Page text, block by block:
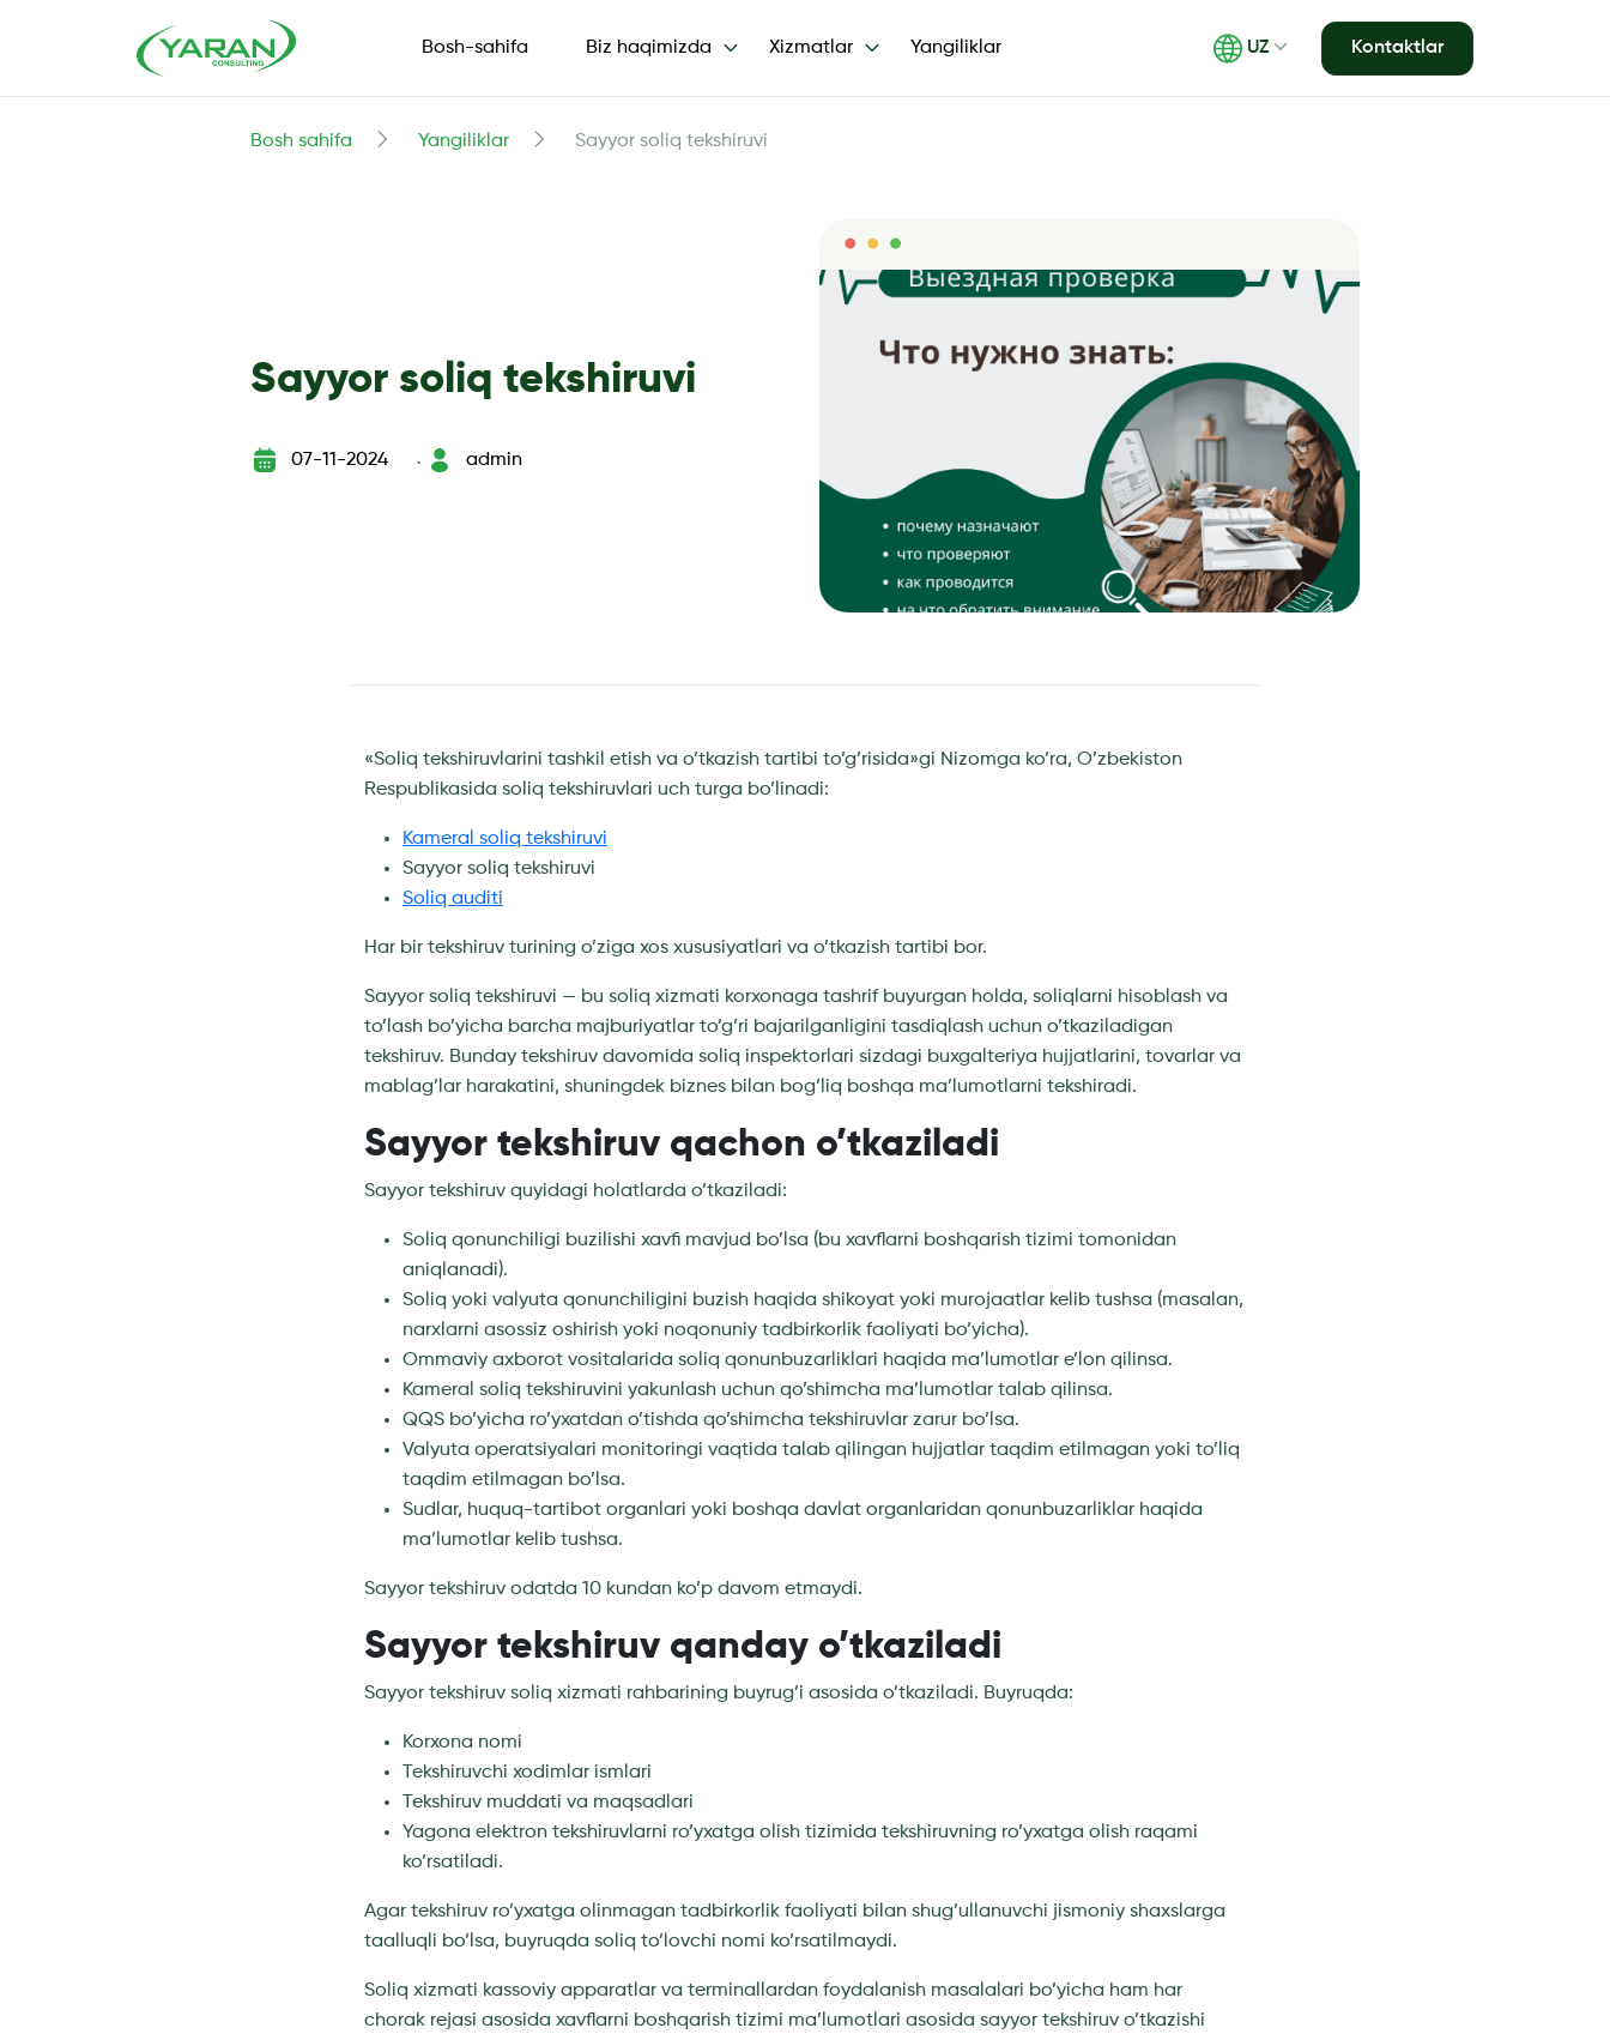
Bosh-sahifa Biz haqimizda Xizmatlar Yangiliklar UZ Kontaktlar
Bosh sahifa Yangiliklar Sayyor soliq tekshiruvi
Sayyor soliq tekshiruvi
07-11-2024
`
admin
«Soliq tekshiruvlarini tashkil etish va o’tkazish tartibi to’g’risida»gi Nizomga ko’ra, O’zbekiston
Respublikasida soliq tekshiruvlari uch turga bo’linadi:
Kameral soliq tekshiruvi
Sayyor soliq tekshiruvi
Soliq auditi
Har bir tekshiruv turining o’ziga xos xususiyatlari va o’tkazish tartibi bor.
Sayyor soliq tekshiruvi — bu soliq xizmati korxonaga tashrif buyurgan holda, soliqlarni hisoblash va
to’lash bo’yicha barcha majburiyatlar to’g’ri bajarilganligini tasdiqlash uchun o’tkaziladigan
tekshiruv. Bunday tekshiruv davomida soliq inspektorlari sizdagi buxgalteriya hujjatlarini, tovarlar va
mablag’lar harakatini, shuningdek biznes bilan bog’liq boshqa ma’lumotlarni tekshiradi.
Sayyor tekshiruv qachon o’tkaziladi
Sayyor tekshiruv quyidagi holatlarda o’tkaziladi:
Soliq qonunchiligi buzilishi xavfi mavjud bo’lsa (bu xavflarni boshqarish tizimi tomonidan
aniqlanadi).
Soliq yoki valyuta qonunchiligini buzish haqida shikoyat yoki murojaatlar kelib tushsa (masalan,
narxlarni asossiz oshirish yoki noqonuniy tadbirkorlik faoliyati bo’yicha).
Ommaviy axborot vositalarida soliq qonunbuzarliklari haqida ma’lumotlar e’lon qilinsa.
Kameral soliq tekshiruvini yakunlash uchun qo’shimcha ma’lumotlar talab qilinsa.
QQS bo’yicha ro’yxatdan o’tishda qo’shimcha tekshiruvlar zarur bo’lsa.
Valyuta operatsiyalari monitoringi vaqtida talab qilingan hujjatlar taqdim etilmagan yoki to’liq
taqdim etilmagan bo’lsa.
Sudlar, huquq-tartibot organlari yoki boshqa davlat organlaridan qonunbuzarliklar haqida
ma’lumotlar kelib tushsa.
Sayyor tekshiruv odatda 10 kundan ko’p davom etmaydi.
Sayyor tekshiruv qanday o’tkaziladi
Sayyor tekshiruv soliq xizmati rahbarining buyrug’i asosida o’tkaziladi. Buyruqda:
Korxona nomi
Tekshiruvchi xodimlar ismlari
Tekshiruv muddati va maqsadlari
Yagona elektron tekshiruvlarni ro’yxatga olish tizimida tekshiruvning ro’yxatga olish raqami
ko’rsatiladi.
Agar tekshiruv ro’yxatga olinmagan tadbirkorlik faoliyati bilan shug’ullanuvchi jismoniy shaxslarga
taalluqli bo’lsa, buyruqda soliq to’lovchi nomi ko’rsatilmaydi.
Soliq xizmati kassoviy apparatlar va terminallardan foydalanish masalalari bo’yicha ham har
chorak rejasi asosida xavflarni boshqarish tizimi ma’lumotlari asosida sayyor tekshiruv o’tkazishi